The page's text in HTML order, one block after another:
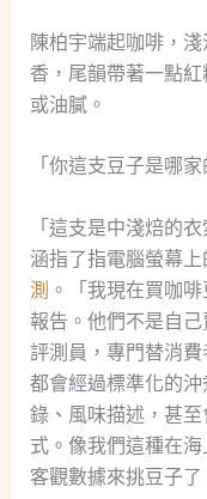
陳柏宇端起咖啡，
香，尾韻帶著一點
或油膩。
「你這支豆子是哪
「這支是中淺焙的
涵指了指電腦螢幕
測 。「我現在買咖
報告。他們不是自
評測員，專門替消
都會經過標準化的
錄、風味描述，甚
式。像我們這種在
客觀數據來挑豆子了